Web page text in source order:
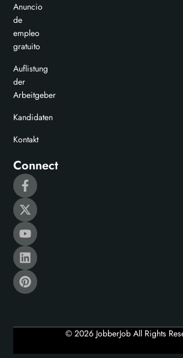
Anuncio
de
empleo
gratuito
Auflistung
der
Arbeitgeber
Kandidaten
Kontakt
Connect
© 2026 JobberJob All Rights